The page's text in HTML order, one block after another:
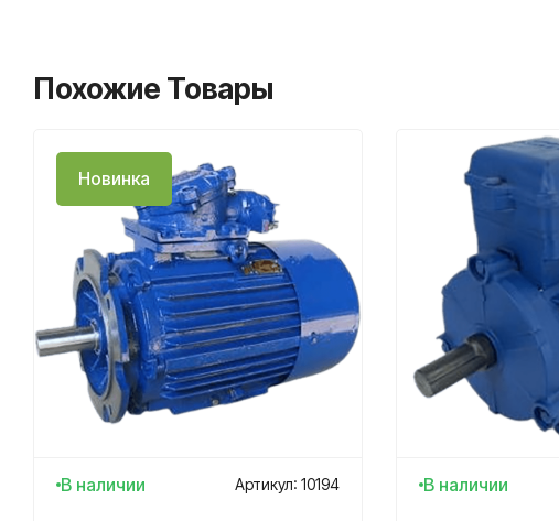
Похожие Товары
Новинка
В наличии Артикул: 10194 В наличии